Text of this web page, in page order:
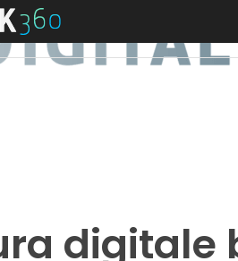
digitale